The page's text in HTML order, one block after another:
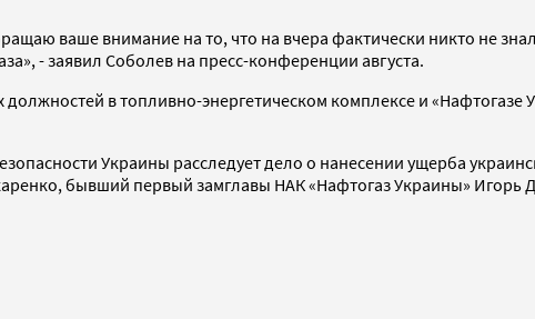
ваше внимание на то, что на вчера фактически никто не
- заявил Соболев на пресс-конференции августа.
в топливно-энергетическом комплексе и
Украины расследует дело о нанесении ущерба
бывший первый замглавы НАК «Нафтогаз Украины» Игорь